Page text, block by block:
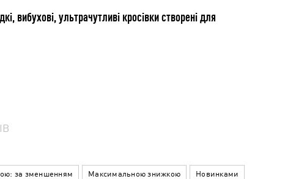
вибухові, ультрачутливі кросівки створені для
за зменшенням Максимальною знижкою Новинками